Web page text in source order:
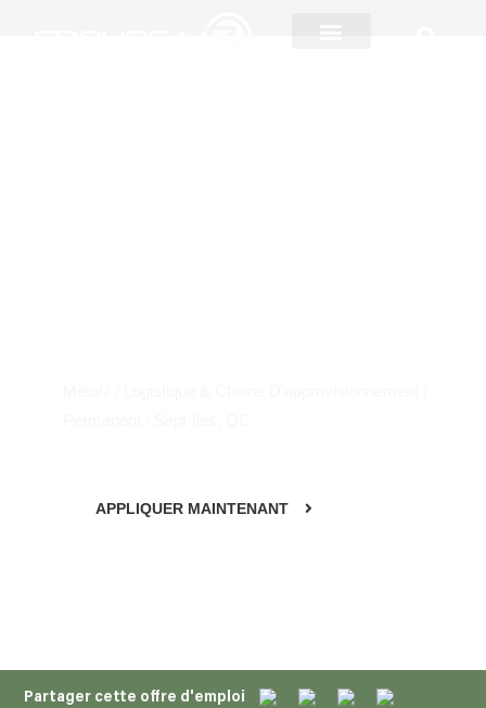
APPLIQUER MAINTENANT
Partager cette offre d'emploi